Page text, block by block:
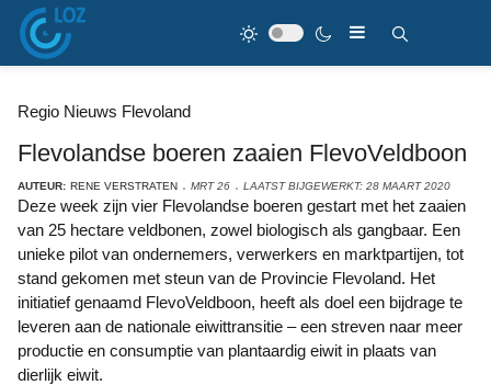
Regio Nieuws Flevoland
Flevolandse boeren zaaien FlevoVeldboon
AUTEUR: RENE VERSTRATEN MRT 26 LAATST BIJGEWERKT: 28 MAART 2020
Deze week zijn vier Flevolandse boeren gestart met het zaaien
van 25 hectare veldbonen, zowel biologisch als gangbaar. Een
unieke pilot van ondernemers, verwerkers en marktpartijen, tot
stand gekomen met steun van de Provincie Flevoland. Het
initiatief genaamd FlevoVeldboon, heeft als doel een bijdrage te
leveren aan de nationale eiwittransitie – een streven naar meer
productie en consumptie van plantaardig eiwit in plaats van
dierlijk eiwit.